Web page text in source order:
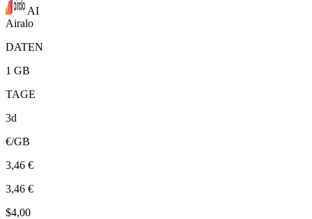
AI
Airalo
DATEN
1 GB
TAGE
3d
€/GB
3,46 €
3,46 €
$4,00